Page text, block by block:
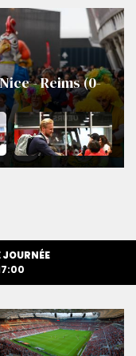
- Reims (0-